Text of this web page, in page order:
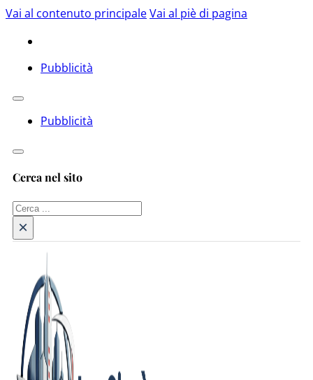
Vai al contenuto principaleVai al piè di pagina
Pubblicità
Pubblicità
Cerca nel sito
Cerca
×